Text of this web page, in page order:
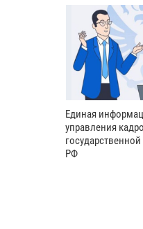
Единая
управления
РФ